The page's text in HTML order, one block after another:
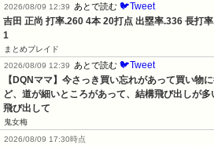
2026/08/09 12:39
あとで読む 🐦Tweet
吉田 正尚 打率.260 4本 20打点 出塁率.336 長打
1
まとめブレイド
2026/08/09 12:39
あとで読む 🐦Tweet
【DQNママ】今さっき買い忘れがあって買い物
ど、道が細いところがあって、結構飛び出しが
飛び出して
鬼女梅
2026/08/09 17:30時点